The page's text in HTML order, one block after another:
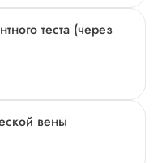
теста (через
вены